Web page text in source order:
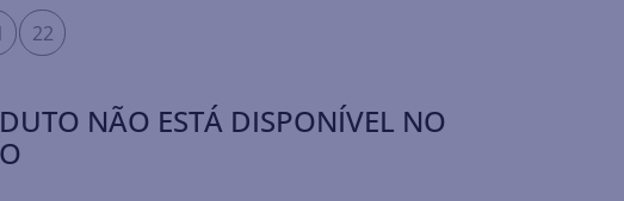
22
NÃO ESTÁ DISPONÍVEL NO